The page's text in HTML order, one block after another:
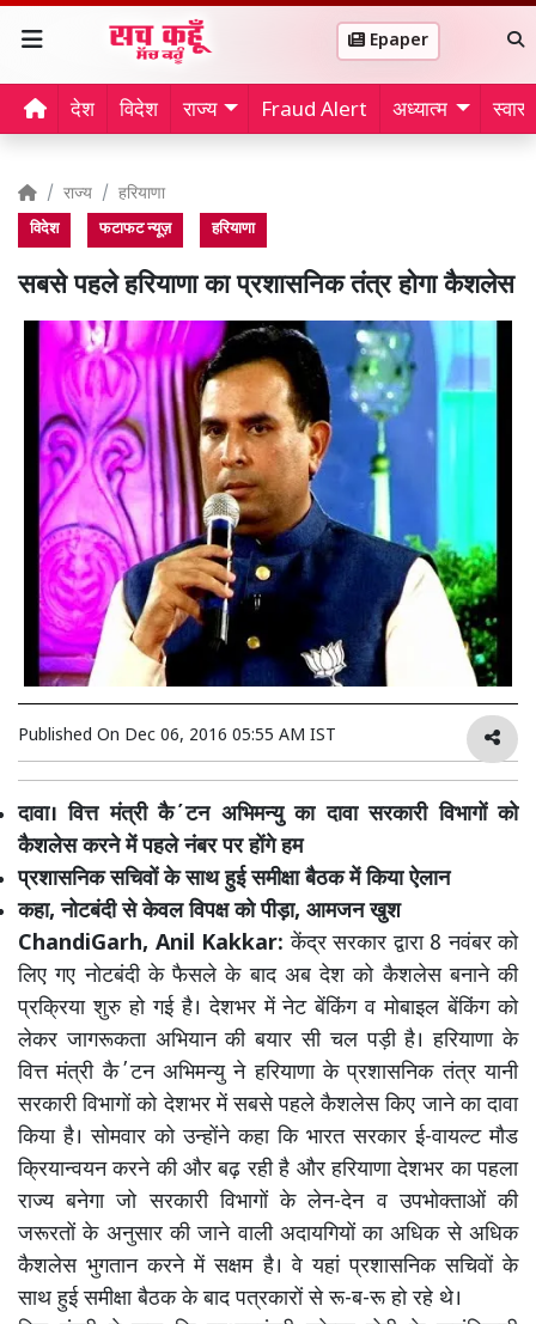
Epaper
देश विदेश राज्य Fraud Alert अध्यात्म
राज्य हरियाणा
विदेश फटाफट न्यूज़ हरियाणा
सबसे पहले हरियाणा का प्रशासनिक तंत्र होगा कैशलेस
Published On Dec 06, 2016 05:55 AM IST
दावा। वित्त मंत्री कै΄टन अभिमन्यु का दावा सरकारी विभागों को
कैशलेस करने में पहले नंबर पर होंगे हम
प्रशासनिक सचिवों के साथ हुई समीक्षा बैठक में किया ऐलान
कहा, नोटबंदी से केवल विपक्ष को पीड़ा, आमजन खुश
ChandiGarh, Anil Kakkar: केंद्र सरकार द्वारा 8 नवंबर को
लिए गए नोटबंदी के फैसले के बाद अब देश को कैशलेस बनाने की
प्रक्रिया शुरु हो गई है। देशभर में नेट बेंकिंग व मोबाइल बेंकिंग को
लेकर जागरूकता अभियान की बयार सी चल पड़ी है। हरियाणा के
वित्त मंत्री कै΄टन अभिमन्यु ने हरियाणा के प्रशासनिक तंत्र यानी
सरकारी विभागों को देशभर में सबसे पहले कैशलेस किए जाने का दावा
किया है। सोमवार को उन्होंने कहा कि भारत सरकार ई-वायल्ट मौड
क्रियान्वयन करने की और बढ़ रही है और हरियाणा देशभर का पहला
राज्य बनेगा जो सरकारी विभागों के लेन-देन व उपभोक्ताओं की
जरूरतों के अनुसार की जाने वाली अदायगियों का अधिक से अधिक
कैशलेस भुगतान करने में सक्षम है। वे यहां प्रशासनिक सचिवों के
साथ हुई समीक्षा बैठक के बाद पत्रकारों से रू-ब-रू हो रहे थे।